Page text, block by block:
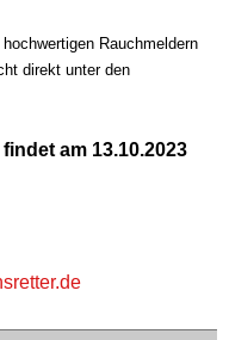
Rauchmeldern
direkt unter den
am 13.10.2023